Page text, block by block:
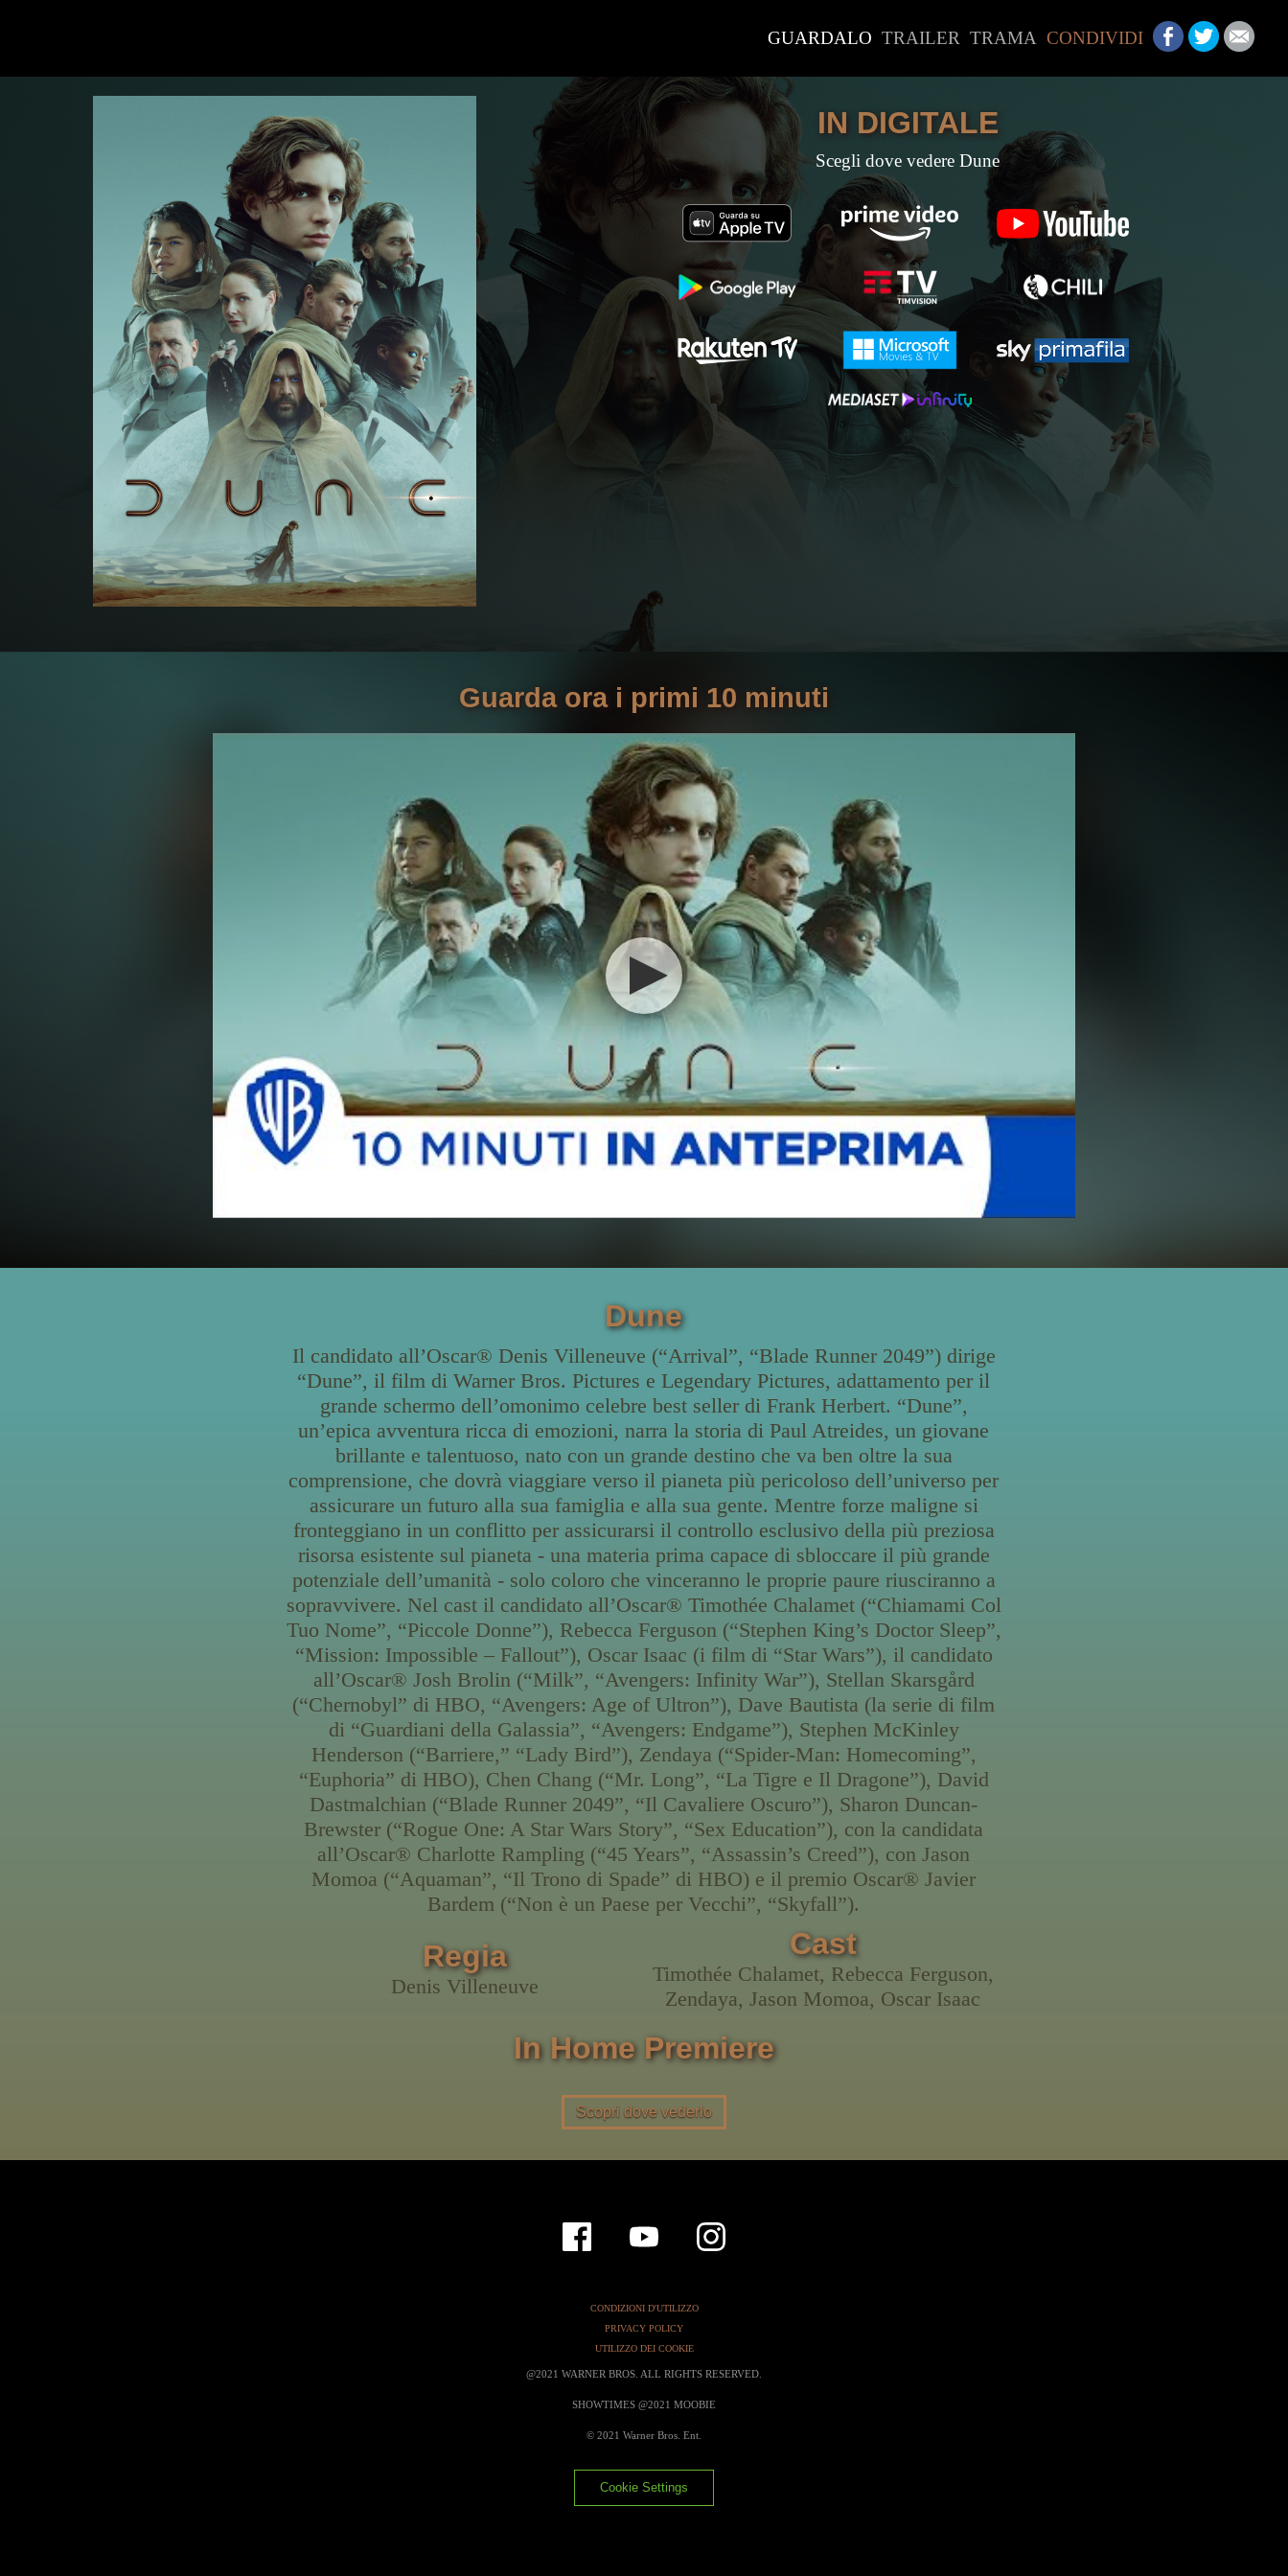
GUARDALO TRAILER TRAMA CONDIVIDI
IN DIGITALE
Scegli dove vedere Dune
Guarda ora i primi 10 minuti
Dune
Il candidato all’Oscar® Denis Villeneuve (“Arrival”, “Blade Runner 2049”) dirige
“Dune”, il film di Warner Bros. Pictures e Legendary Pictures, adattamento per il
grande schermo dell’omonimo celebre best seller di Frank Herbert. “Dune”,
un’epica avventura ricca di emozioni, narra la storia di Paul Atreides, un giovane
brillante e talentuoso, nato con un grande destino che va ben oltre la sua
comprensione, che dovrà viaggiare verso il pianeta più pericoloso dell’universo per
assicurare un futuro alla sua famiglia e alla sua gente. Mentre forze maligne si
fronteggiano in un conflitto per assicurarsi il controllo esclusivo della più preziosa
risorsa esistente sul pianeta - una materia prima capace di sbloccare il più grande
potenziale dell’umanità - solo coloro che vinceranno le proprie paure riusciranno a
sopravvivere. Nel cast il candidato all’Oscar® Timothée Chalamet (“Chiamami Col
Tuo Nome”, “Piccole Donne”), Rebecca Ferguson (“Stephen King’s Doctor Sleep”,
“Mission: Impossible – Fallout”), Oscar Isaac (i film di “Star Wars”), il candidato
all’Oscar® Josh Brolin (“Milk”, “Avengers: Infinity War”), Stellan Skarsgård
(“Chernobyl” di HBO, “Avengers: Age of Ultron”), Dave Bautista (la serie di film
di “Guardiani della Galassia”, “Avengers: Endgame”), Stephen McKinley
Henderson (“Barriere,” “Lady Bird”), Zendaya (“Spider-Man: Homecoming”,
“Euphoria” di HBO), Chen Chang (“Mr. Long”, “La Tigre e Il Dragone”), David
Dastmalchian (“Blade Runner 2049”, “Il Cavaliere Oscuro”), Sharon Duncan-
Brewster (“Rogue One: A Star Wars Story”, “Sex Education”), con la candidata
all’Oscar® Charlotte Rampling (“45 Years”, “Assassin’s Creed”), con Jason
Momoa (“Aquaman”, “Il Trono di Spade” di HBO) e il premio Oscar® Javier
Bardem (“Non è un Paese per Vecchi”, “Skyfall”).
Regia
Denis Villeneuve
Cast
Timothée Chalamet, Rebecca Ferguson,
Zendaya, Jason Momoa, Oscar Isaac
In Home Premiere
Scopri dove vederlo
CONDIZIONI D'UTILIZZO
PRIVACY POLICY
UTILIZZO DEI COOKIE
@2021 WARNER BROS. ALL RIGHTS RESERVED.
SHOWTIMES @2021 MOOBIE
© 2021 Warner Bros. Ent.
Cookie Settings